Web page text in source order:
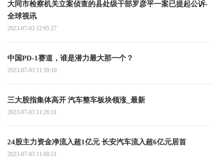
大同市检察机关立案侦查的县处级干部罗彦平一案已提起公诉-
全球视讯
2023-07-03 12:05:27
中国PD-1赛道，谁是潜力最大那一个？
2023-07-03 11:59:10
三大股指集体高开 汽车整车板块领涨_最新
2023-07-03 11:26:31
24股主力资金净流入超1亿元 长安汽车流入超6亿元居首
2023-07-03 11:00:51